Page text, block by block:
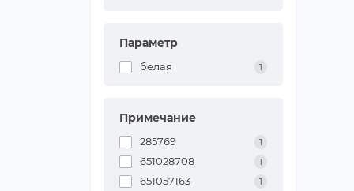
Параметр
белая 1
Примечание
285769 1
651028708 1
651057163 1